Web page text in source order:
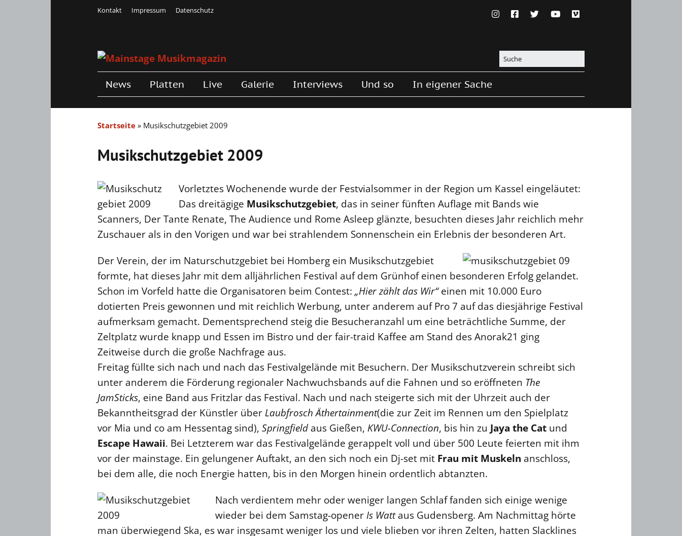
Kontakt Impressum Datenschutz
News Platten Live Galerie Interviews Und so In eigener Sache
Startseite » Musikschutzgebiet 2009
Musikschutzgebiet 2009
Vorletztes Wochenende wurde der Festvialsommer in der Region um Kassel eingeläutet:
Das dreitägige Musikschutzgebiet, das in seiner fünften Auflage mit Bands wie
Scanners, Der Tante Renate, The Audience und Rome Asleep glänzte, besuchten dieses Jahr reichlich mehr
Zuschauer als in den Vorigen und war bei strahlendem Sonnenschein ein Erlebnis der besonderen Art.
Der Verein, der im Naturschutzgebiet bei Homberg ein Musikschutzgebiet
formte, hat dieses Jahr mit dem alljährlichen Festival auf dem Grünhof einen besonderen Erfolg gelandet.
Schon im Vorfeld hatte die Organisatoren beim Contest: „Hier zählt das Wir“einen mit 10.000 Euro
dotierten Preis gewonnen und mit reichlich Werbung, unter anderem auf Pro 7 auf das diesjährige Festival
aufmerksam gemacht. Dementsprechend steig die Besucheranzahl um eine beträchtliche Summe, der
Zeltplatz wurde knapp und Essen im Bistro und der fair-traid Kaffee am Stand des Anorak21 ging
Zeitweise durch die große Nachfrage aus.
Freitag füllte sich nach und nach das Festivalgelände mit Besuchern. Der Musikschutzverein schreibt sich
unter anderem die Förderung regionaler Nachwuchsbands auf die Fahnen und so eröffneten The
JamSticks, eine Band aus Fritzlar das Festival. Nach und nach steigerte sich mit der Uhrzeit auch der
Bekanntheitsgrad der Künstler über Laubfrosch Äthertainment(die zur Zeit im Rennen um den Spielplatz
vor Mia und co am Hessentag sind), Springfieldaus Gießen, KWU-Connection, bis hin zu Jaya the Cat und
Escape Hawaii. Bei Letzterem war das Festivalgelände gerappelt voll und über 500 Leute feierten mit ihm
vor der mainstage. Ein gelungener Auftakt, an den sich noch ein Dj-set mit Frau mit Muskeln anschloss,
bei dem alle, die noch Energie hatten, bis in den Morgen hinein ordentlich abtanzten.
Nach verdientem mehr oder weniger langen Schlaf fanden sich einige wenige
wieder bei dem Samstag-opener Is Wattaus Gudensberg. Am Nachmittag hörte
man überwiegend Ska, es war insgesamt weniger los und viele blieben vor ihren Zelten, hatten Slacklines